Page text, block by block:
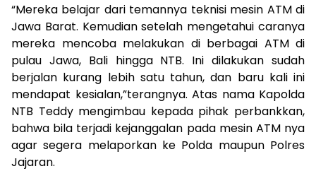
“Mereka belajar dari temannya teknisi mesin ATM di
Jawa Barat. Kemudian setelah mengetahui caranya
mereka mencoba melakukan di berbagai ATM di
pulau Jawa, Bali hingga NTB. Ini dilakukan sudah
berjalan kurang lebih satu tahun, dan baru kali ini
mendapat kesialan,”terangnya. Atas nama Kapolda
NTB Teddy mengimbau kepada pihak perbankkan,
bahwa bila terjadi kejanggalan pada mesin ATM nya
agar segera melaporkan ke Polda maupun Polres
Jajaran.